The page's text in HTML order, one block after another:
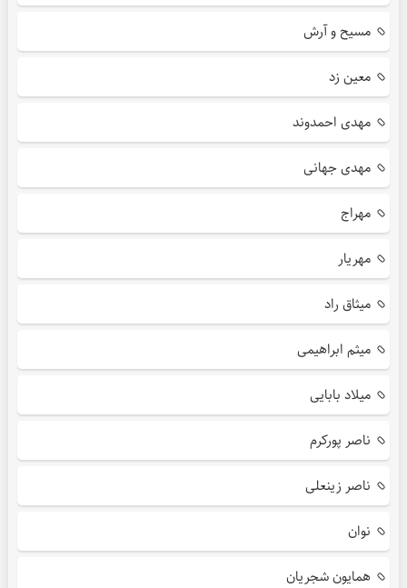
مسیح و آرش
معین زد
مهدی احمدوند
مهدی جهانی
مهراج
مهریار
میثاق راد
میثم ابراهیمی
میلاد بابایی
ناصر پورکرم
ناصر زینعلی
نوان
همایون شجریان